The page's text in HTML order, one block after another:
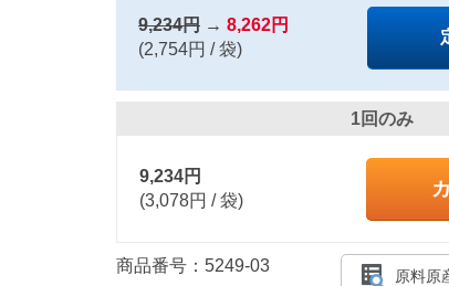
9,234円 → 8,262円
(2,754円 / 袋)
1回のみ
9,234円
(3,078円 / 袋)
商品番号：5249-03
原料原